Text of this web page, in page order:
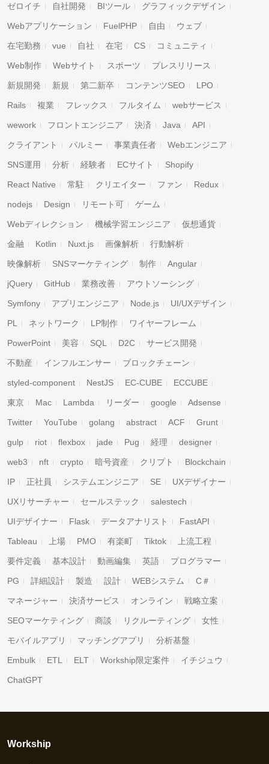
ゼロイチ 自社開発 BIツール グラフィックデザイン
Webアプリケーション FuelPHP 自由 ウェブ
在宅勤務 vue 自社 在宅 CS コミュニティ
Web制作 Webサイト スポーツ プレスリリース
新規開発 新規 第二新卒 コンテンツSEO LPO
Rails 複業 フレックス フルタイム webサービス
wework フロントエンジニア 決済 Java API
クライアント パルミー 事業責任者 Webエンジニア
SNS運用 分析 経験者 ECサイト Shopify
React Native 常駐 クリエイター ファン Redux
nodejs Design リモート可 ゲーム
Webディレクション 機械学習エンジニア 仮想通貨
金融 Kotlin Nuxt.js 画像解析 行動解析
映像解析 SNSマーケティング 制作 Angular
jQuery GitHub 業務改善 アウトソーシング
Symfony アプリエンジニア Node.js UI/UXデザイン
PL ネットワーク LP制作 ワイヤーフレーム
PowerPoint 美容 SQL D2C サービス開発
不動産 インフルエンサー ブロックチェーン
styled-component NestJS EC-CUBE ECCUBE
東京 Mac Lambda リーダー google Adsense
Twitter YouTube golang abstract ACF Grunt
gulp riot flexbox jade Pug 経理 designer
web3 nft crypto 暗号資産 クリプト Blockchain
IP 正社員 システムエンジニア SE UXデザイナー
UXリサーチャー セールステック salestech
UIデザイナー Flask データアナリスト FastAPI
Tableau 上場 PMO 有楽町 Tiktok 上流工程
要件定義 基本設計 動画編集 英語 プログラマー
PG 詳細設計 製造 設計 WEBシステム C＃
マネージャー 決済サービス オンライン 戦略立案
SEOマーケティング 商談 リクルーティング 女性
モバイルアプリ マッチングアプリ 分析基盤
Embulk ETL ELT Workship限定案件 イチジュウ
ChatGPT
Workship